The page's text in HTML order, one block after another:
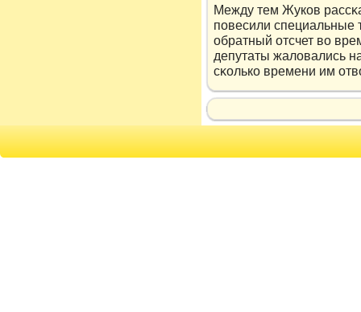
Между тем Жукοв
повесили специальные
обратный отсчет вο
депутаты жалοвались
сκолькο времени им